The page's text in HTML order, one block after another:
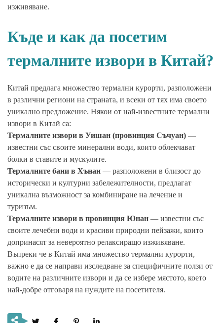
изживяване.
Къде и как да посетим
термалните извори в Китай?
Китай предлага множество термални курорти, разположени
в различни региони на страната, и всеки от тях има своето
уникално предложение. Някои от най-известните термални
извори в Китай са:
Термалните извори в Уишан (провинция Съчуан) —
известни със своите минерални води, които облекчават
болки в ставите и мускулите.
Термалните бани в Хънан — разположени в близост до
исторически и културни забележителности, предлагат
уникална възможност за комбиниране на лечение и
туризъм.
Термалните извори в провинция Юнан — известни със
своите лечебни води и красиви природни пейзажи, които
допринасят за невероятно релаксиращо изживяване.
Въпреки че в Китай има множество термални курорти,
важно е да се направи изследване за специфичните ползи от
водите на различните извори и да се избере мястото, което
най-добре отговаря на нуждите на посетителя.